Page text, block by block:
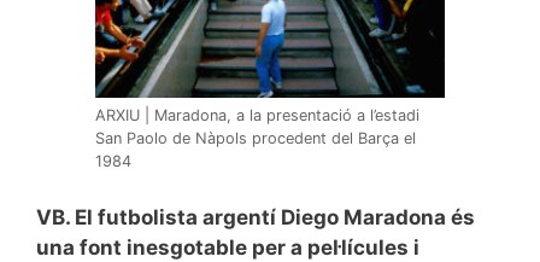
ARXIU | Maradona, a la presentació a l’estadi
San Paolo de Nàpols procedent del Barça el
1984
VB. El futbolista argentí Diego Maradona és
una font inesgotable per a pel·lícules i